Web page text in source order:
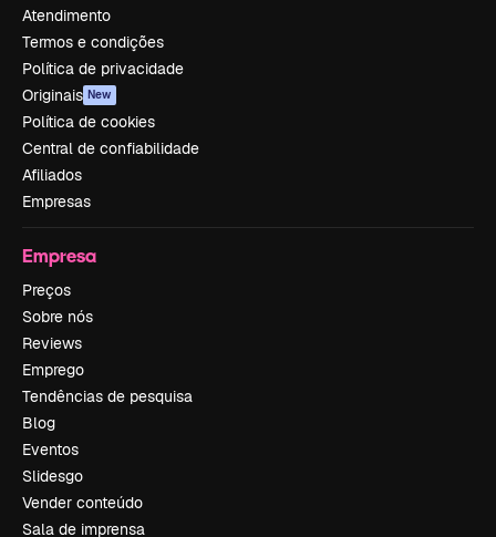
Atendimento
Termos e condições
Política de privacidade
Originais New
Política de cookies
Central de confiabilidade
Afiliados
Empresas
Empresa
Preços
Sobre nós
Reviews
Emprego
Tendências de pesquisa
Blog
Eventos
Slidesgo
Vender conteúdo
Sala de imprensa